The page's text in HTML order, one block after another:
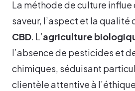
La méthode de culture
saveur, l’aspect et la qualité
CBD. L’agriculture
l’absence de pesticides et
chimiques, séduisant
clientèle attentive à